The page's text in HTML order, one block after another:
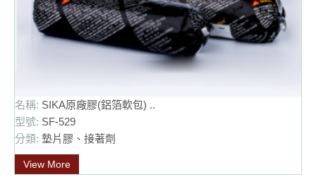
名稱: SIKA原廠膠(鋁箔軟包) ..
型號: SF-529
分類: 墊片膠、接著劑
View More